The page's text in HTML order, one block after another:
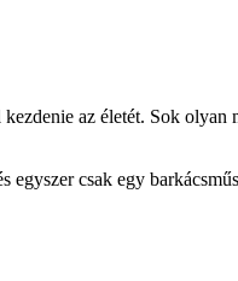
az életét. Sok olyan
egyszer csak egy